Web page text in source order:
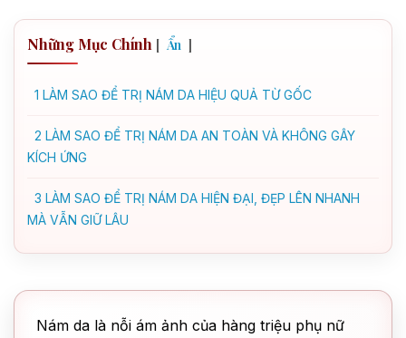
Những Mục Chính [ Ẩn ]
1 LÀM SAO ĐỂ TRỊ NÁM DA HIỆU QUẢ TỪ GỐC
2 LÀM SAO ĐỂ TRỊ NÁM DA AN TOÀN VÀ KHÔNG GÂY
KÍCH ỨNG
3 LÀM SAO ĐỂ TRỊ NÁM DA HIỆN ĐẠI, ĐẸP LÊN NHANH
MÀ VẪN GIỮ LÂU
Nám da là nỗi ám ảnh của hàng triệu phụ nữ